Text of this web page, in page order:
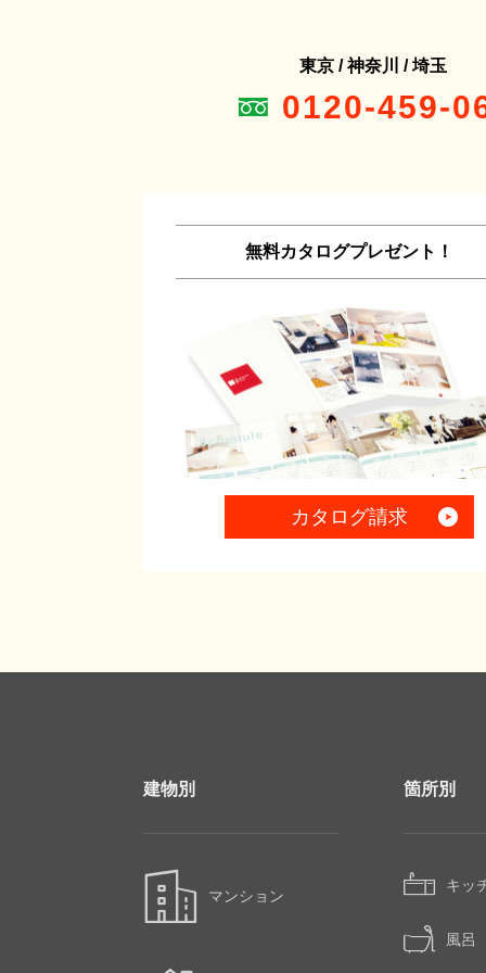
東京 / 神奈川 / 埼玉
0120-459-
無料カタログプレゼント！
カタログ請求
建物別
マンション
箇所別
キッ
風呂